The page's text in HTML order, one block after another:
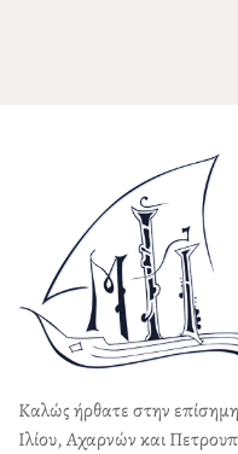
Καλώς ήρθατε στην
Ιλίου, Αχαρνών και